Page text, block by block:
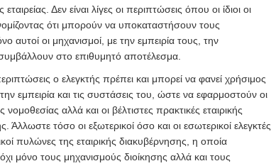
Δεν είναι λίγες οι περιπτώσεις όπου οι ίδιοι οι
ότι μπορούν να υποκαταστήσουν τους
αυτοί οι μηχανισμοί, με την εμπειρία τους, την
στο επιθυμητό αποτέλεσμα.
ο ελεγκτής πρέπει και μπορεί να φανεί χρήσιμος
εμπειρία και τις συστάσεις του, ώστε να εφαρμοστούν οι
νομοθεσίας αλλά και οι βέλτιστες πρακτικές εταιρικής
Άλλωστε τόσο οι εξωτερικοί όσο και οι εσωτερικοί ελεγκτές
πυλώνες της εταιρικής διακυβέρνησης, η οποία
μόνο τους μηχανισμούς διοίκησης αλλά και τους